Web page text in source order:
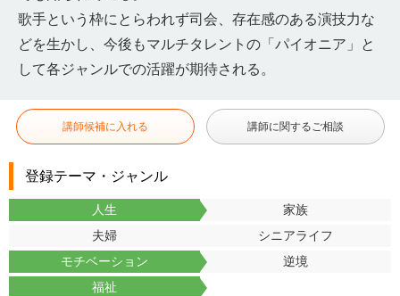
歌手という枠にとらわれず司会、存在感のある演技力な
どを生かし、今後もマルチタレントの「パイオニア」と
して各ジャンルでの活躍が期待される。
講師候補に入れる 講師に関するご相談
登録テーマ・ジャンル
人生
家族
夫婦
シニアライフ
モチベーション
逆境
福祉